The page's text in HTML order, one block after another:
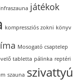
infraszauna játékok
kompressziós zokni könyv
Mosogató csaptelep
tabletta pálinka reptéri
szauna szivattyú